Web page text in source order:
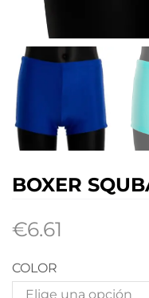
BOXER
€6.61
COLOR